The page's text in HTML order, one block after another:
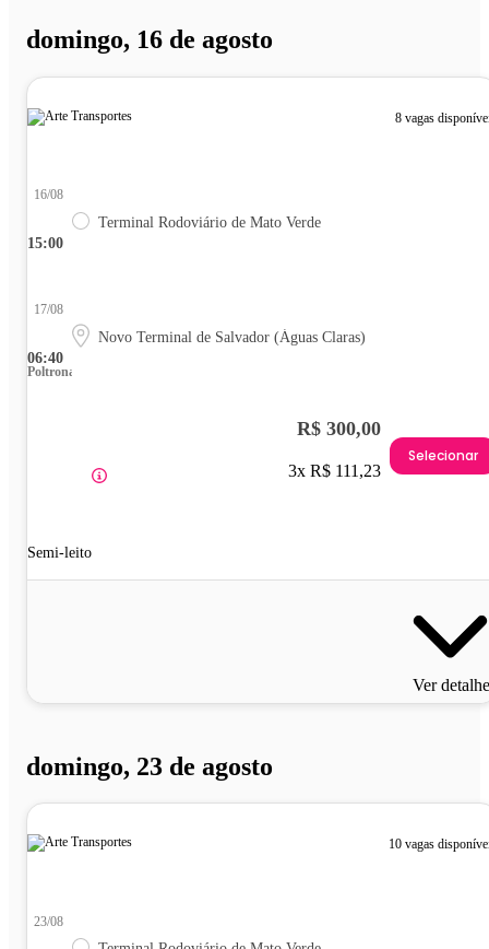
domingo, 16 de agosto
8 vagas
15:00
16/08
Terminal Rodoviário de Mato Verde
06:40
17/08
Novo Terminal de Salvador (Águas Claras)
Poltrona
Semi-leito
R$ 300,00
3x R$ 111,23
Selecionar
Ver
domingo, 23 de agosto
10 vagas
23/08